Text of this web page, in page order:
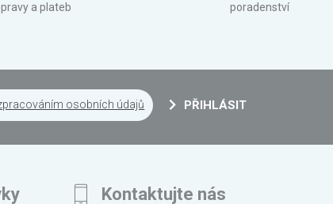
a plateb
poradenství
osobních údajů PŘIHLÁSIT
Kontaktujte nás